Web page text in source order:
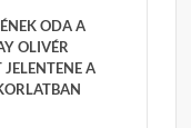
ODA A
OLIVÉR
A